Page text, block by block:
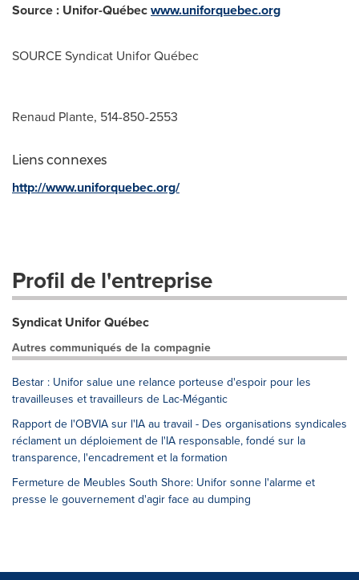
Source : Unifor-Québecwww.uniforquebec.org
SOURCE Syndicat Unifor Québec
Renaud Plante, 514-850-2553
Liens connexes
http://www.uniforquebec.org/
Profil de l'entreprise
Syndicat Unifor Québec
Autres communiqués de la compagnie
Bestar : Unifor salue une relance porteuse d'espoir pour les
travailleuses et travailleurs de Lac-Mégantic
Rapport de l'OBVIA sur l'IA au travail - Des organisations syndicales
réclament un déploiement de l'IA responsable, fondé sur la
transparence, l'encadrement et la formation
Fermeture de Meubles South Shore: Unifor sonne l'alarme et
presse le gouvernement d'agir face au dumping